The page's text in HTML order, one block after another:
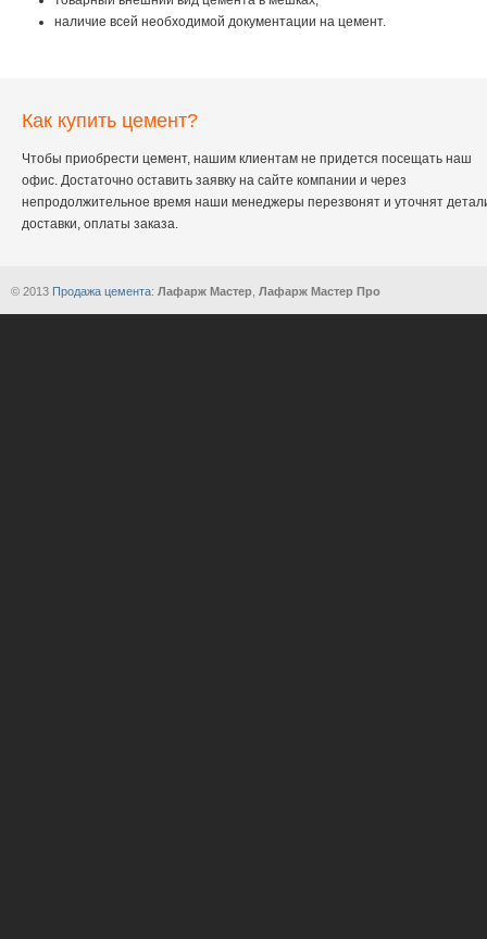
наличие всей необходимой документации на цемент.
Как купить цемент?
Чтобы приобрести цемент, нашим клиентам не придется посещать наш
офис. Достаточно оставить заявку на сайте компании и через
непродолжительное время наши менеджеры перезвонят и уточнят
доставки, оплаты заказа.
© 2013 Продажа цемента: Лафарж Мастер Лафарж Мастер Про